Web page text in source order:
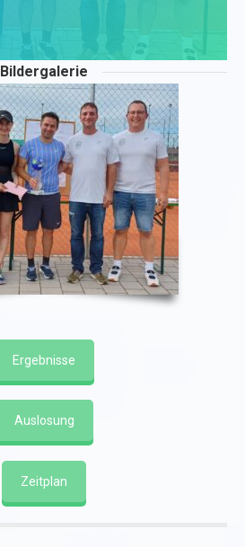
Bildergalerie
Ergebnisse
Auslosung
Zeitplan